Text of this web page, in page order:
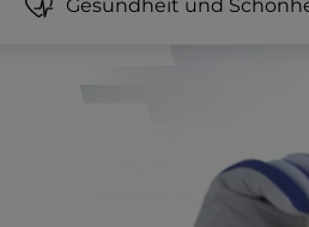
Gesundheit und